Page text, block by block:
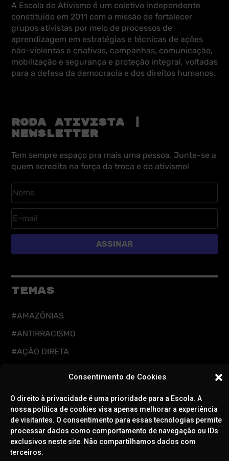
Consentimento de Cookies
O direito à privacidade é uma prioridade para a Escola. A
nossa política de cookies visa apenas melhorar a experiência
de visitantes. O consentimento para essas tecnologias permite
processar dados como comportamento de navegação ou IDs
exclusivos neste site. Não compartilhamos dados com
terceiros.
A Escola de Ativismo é um coletivo independente
constituído em 2011 com a missão de fortalecer
grupos ativistas por meio de processos de
aprendizagem em estratégias e técnicas de ações
não-violentas e criativas, campanhas, comunicação,
mobilização e segurança e proteção integral, voltadas
para a defesa da democracia e dos direitos humanos.
RODA ATIVISTA |
NEWSLETTER
Tem sempre espaço pra mais uma pessoa. Junte-se a
quem acredita na força da troca e do ativismo!
ASSINAR
TEMAS
#AMAZÔNIAS
#ANTIRRACISMO
#AÇÃO DIRETA
#DEFESA DA DEMOCRACIA
#EDUCAÇÃO
#FEMINISMOS